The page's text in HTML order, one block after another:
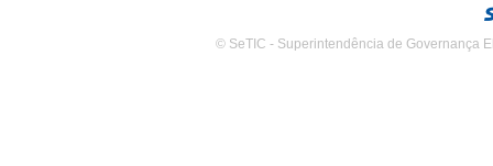
© SeTIC - Superintendência de Governança